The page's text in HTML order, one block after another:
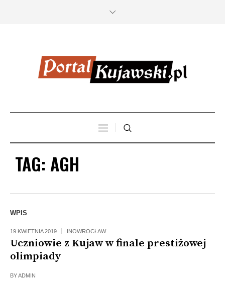
TAG: AGH
WPIS
19 KWIETNIA 2019 INOWROCŁAW
Uczniowie z Kujaw w finale prestiżowej
olimpiady
BYADMIN